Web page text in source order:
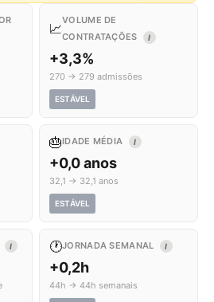
📈
VOLUME DE
CONTRATAÇÕES
I
+3,3%
270 → 279 admissões
ESTÁVEL
🎂IDADE MÉDIA I
+0,0 anos
32,1 → 32,1 anos
ESTÁVEL
I 🕐JORNADA SEMANAL I
+0,2h
44h → 44h semanais